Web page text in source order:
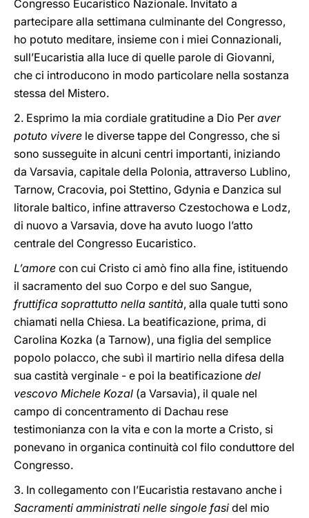
Congresso Eucaristico Nazionale. Invitato a
partecipare alla settimana culminante del Congresso,
ho potuto meditare, insieme con i miei Connazionali,
sull’Eucaristia alla luce di quelle parole di Giovanni,
che ci introducono in modo particolare nella sostanza
stessa del Mistero.
2. Esprimo la mia cordiale gratitudine a Dio Per aver
potuto vivere le diverse tappe del Congresso, che si
sono susseguite in alcuni centri importanti, iniziando
da Varsavia, capitale della Polonia, attraverso Lublino,
Tarnow, Cracovia, poi Stettino, Gdynia e Danzica sul
litorale baltico, infine attraverso Czestochowa e Lodz,
di nuovo a Varsavia, dove ha avuto luogo l’atto
centrale del Congresso Eucaristico.
L’amore con cui Cristo ci amò fino alla fine, istituendo
il sacramento del suo Corpo e del suo Sangue,
fruttifica soprattutto nella santità, alla quale tutti sono
chiamati nella Chiesa. La beatificazione, prima, di
Carolina Kozka (a Tarnow), una figlia del semplice
popolo polacco, che subì il martirio nella difesa della
sua castità verginale - e poi la beatificazione del
vescovo Michele Kozal (a Varsavia), il quale nel
campo di concentramento di Dachau rese
testimonianza con la vita e con la morte a Cristo, si
ponevano in organica continuità col filo conduttore del
Congresso.
3. In collegamento con l’Eucaristia restavano anche i
Sacramenti amministrati nelle singole fasi del mio